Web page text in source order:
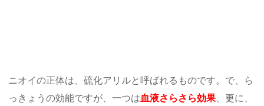
ニオイの正体は、硫化アリルと呼ばれるものです。で、ら
っきょうの効能ですが、一つは血液さらさら効果 、更に、